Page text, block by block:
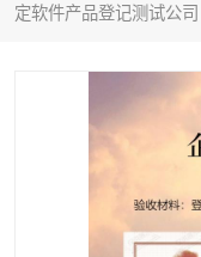
定软件产品登记测试公